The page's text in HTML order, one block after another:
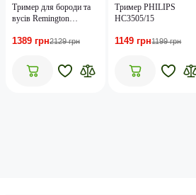
Тример для бороди та
вусів Remington
1389 грн2129 грн
Тример PHILIPS
HC3505/15
1149 грн1199 грн